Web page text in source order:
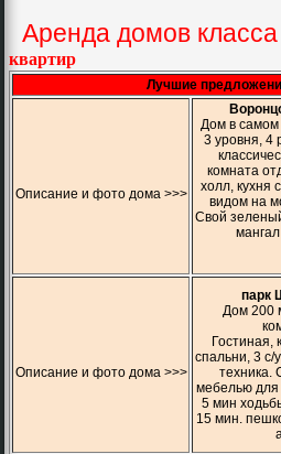
Аренда домов
квартир
Лучшие
Описание и фото дома >>>
Дом в
3 уровня, 4
комната
холл, кухня
видом на
Свой
Описание и фото дома >>>
парк
Дом 200
Гостиная,
спальни, 3 с/
техника.
мебелью
5 мин
15 мин.